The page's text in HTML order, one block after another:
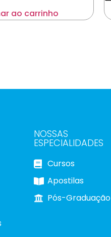
ao carrinho
NOSSAS
ESPECIALIDADES
Cursos
Apostilas
Pós-Graduação